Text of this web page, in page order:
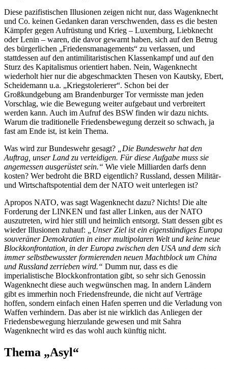
Diese pazifistischen Illusionen zeigen nicht nur, dass Wagenknecht
und Co. keinen Gedanken daran verschwenden, dass es die besten
Kämpfer gegen Aufrüstung und Krieg – Luxemburg, Liebknecht
oder Lenin – waren, die davor gewarnt haben, sich auf den Betrug
des bürgerlichen „Friedensmanagements“ zu verlassen, und
stattdessen auf den antimilitaristischen Klassenkampf und auf den
Sturz des Kapitalismus orientiert haben. Nein, Wagenknecht
wiederholt hier nur die abgeschmackten Thesen von Kautsky, Ebert,
Scheidemann u.a. „Kriegstolerierer“. Schon bei der
Großkundgebung am Brandenburger Tor vermisste man jeden
Vorschlag, wie die Bewegung weiter aufgebaut und verbreitert
werden kann. Auch im Aufruf des BSW finden wir dazu nichts.
Warum die traditionelle Friedensbewegung derzeit so schwach, ja
fast am Ende ist, ist kein Thema.
Was wird zur Bundeswehr gesagt?
„Die Bundeswehr hat den
Auftrag, unser Land zu verteidigen. Für diese Aufgabe muss sie
angemessen ausgerüstet sein.“ Wie viele Milliarden darfs denn
kosten? Wer bedroht die BRD eigentlich? Russland, dessen Militär-
und Wirtschaftspotential dem der NATO weit unterlegen ist?
Apropos NATO, was sagt Wagenknecht dazu? Nichts! Die alte
Forderung der LINKEN und fast aller Linken, aus der NATO
auszutreten, wird hier still und heimlich entsorgt. Statt dessen gibt es
wieder Illusionen zuhauf:
„Unser Ziel ist ein eigenständiges Europa
souveräner Demokratien in einer multipolaren Welt und keine neue
Blockkonfrontation, in der Europa zwischen den USA und dem sich
immer selbstbewusster formierenden neuen Machtblock um China
und Russland zerrieben wird.“ Dumm nur, dass es die
imperialistische Blockkonfrontation gibt, so sehr sich Genossin
Wagenknecht diese auch wegwünschen mag. In andern Ländern
gibt es immerhin noch Friedensfreunde, die nicht auf Verträge
hoffen, sondern einfach einen Hafen sperren und die Verladung von
Waffen verhindern. Das aber ist nie wirklich das Anliegen der
Friedensbewegung hierzulande gewesen und mit Sahra
Wagenknecht wird es das wohl auch künftig nicht.
Thema „Asyl“